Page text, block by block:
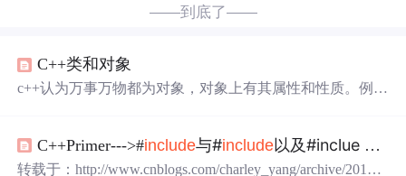
——到底了——
C++类和对象
c++认为万事万物都为对象，对象上有其属性和性质。例
如：人属于人类，车属于车类。
C++Primer--->#include与#include以及#inclue
转载于：http://www.cnblogs.com/charley_yang/archive/2010/1